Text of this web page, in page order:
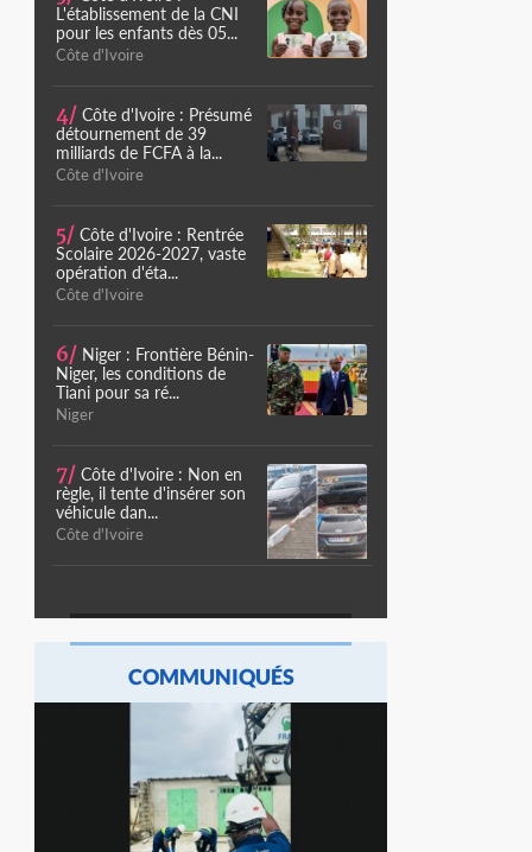
L'établissement de la CNI
pour les enfants dès 05...
Côte d'Ivoire
4/ Côte d'Ivoire : Présumé
détournement de 39
milliards de FCFA à la...
Côte d'Ivoire
5/ Côte d'Ivoire : Rentrée
Scolaire 2026-2027, vaste
opération d'éta...
Côte d'Ivoire
6/ Niger : Frontière Bénin-
Niger, les conditions de
Tiani pour sa ré...
Niger
7/ Côte d'Ivoire : Non en
règle, il tente d'insérer son
véhicule dan...
Côte d'Ivoire
COMMUNIQUÉS